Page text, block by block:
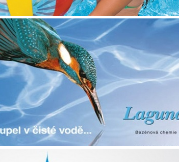
bazénovapríslušenstva k bazénom . Vysoká kvalita produktov
Slovenskom trhu z nás spravili najlepšiu voľbu pre Vás.
produkt, ktorý by vyhovoval zadaným kritériám.